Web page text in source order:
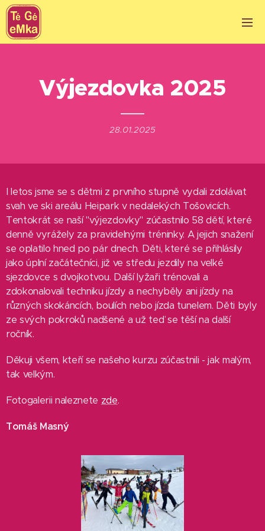
Výjezdovka 2025
28.01.2025
I letos jsme se s dětmi z prvního stupně vydali zdolávat
svah ve ski areálu Heipark v nedalekých Tošovicích.
Tentokrát se naší "výjezdovky" zúčastnilo 58 dětí, které
denně vyrážely za pravidelnými tréninky. A jejich snažení
se oplatilo hned po pár dnech. Děti, které se přihlásily
jako úplní začátečníci, již ve středu jezdily na velké
sjezdovce s dvojkotvou. Další lyžaři trénovali a
zdokonalovali techniku jízdy a nechyběly ani jízdy na
různých skokáncích, boulích nebo jízda tunelem. Děti byly
ze svých pokroků nadšené a už teď se těší na další
ročník.
Děkuji všem, kteří se našeho kurzu zúčastnili - jak malým,
tak velkým.
Fotogalerii naleznete zde.
Tomáš Masný